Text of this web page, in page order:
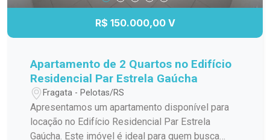
R$ 150.000,00 V
Apartamento de 2 Quartos no Edifício
Residencial Par Estrela Gaúcha
Fragata - Pelotas/RS
Apresentamos um apartamento disponível para
locação no Edifício Residencial Par Estrela
Gaúcha. Este imóvel é ideal para quem busca